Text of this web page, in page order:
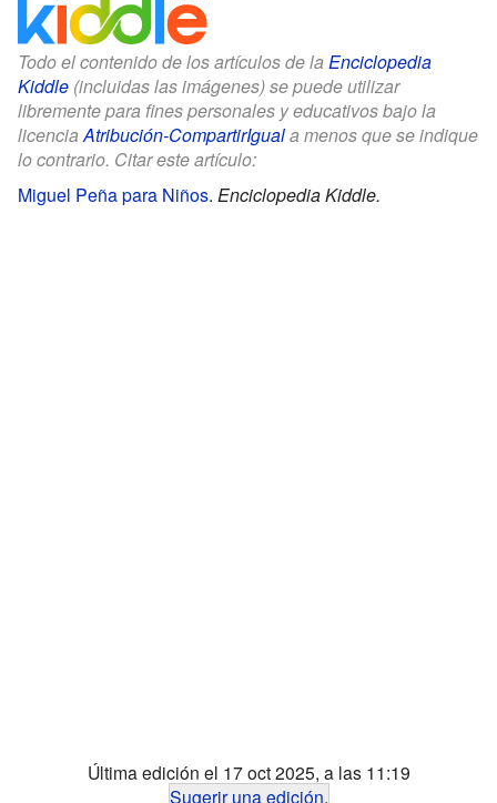
Todo el contenido de los artículos de la Enciclopedia
Kiddle (incluidas las imágenes) se puede utilizar
libremente para fines personales y educativos bajo la
licenciaAtribución-CompartirIguala menos que se indique
lo contrario. Citar este artículo:
Miguel Peña para Niños. Enciclopedia Kiddle.
Última edición el 17 oct 2025, a las 11:19
Sugerir una edición.